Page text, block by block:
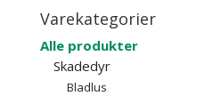
Varekategorier
Alle produkter
Skadedyr
Bladlus